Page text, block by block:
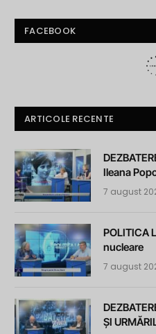
FACEBOOK
ARTICOLE RECENTE
Ileana
7 august
POLITICA
nucleare
7 august
ȘI